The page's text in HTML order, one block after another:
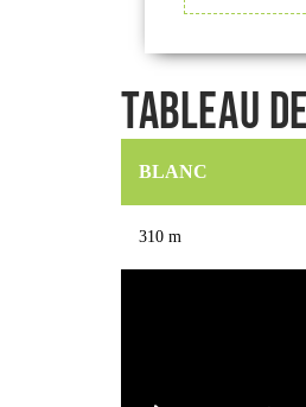
Tableau
BLANC
310 m